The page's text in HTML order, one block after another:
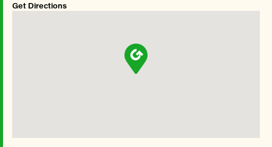
Get Directions